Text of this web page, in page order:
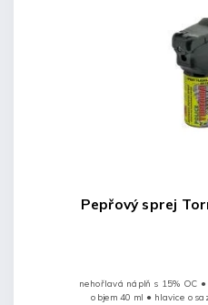
Pepřový sprej
nehořlavá náplň s 15% OC
objem 40 ml ● hlavice osazená LED diodou ● ostré